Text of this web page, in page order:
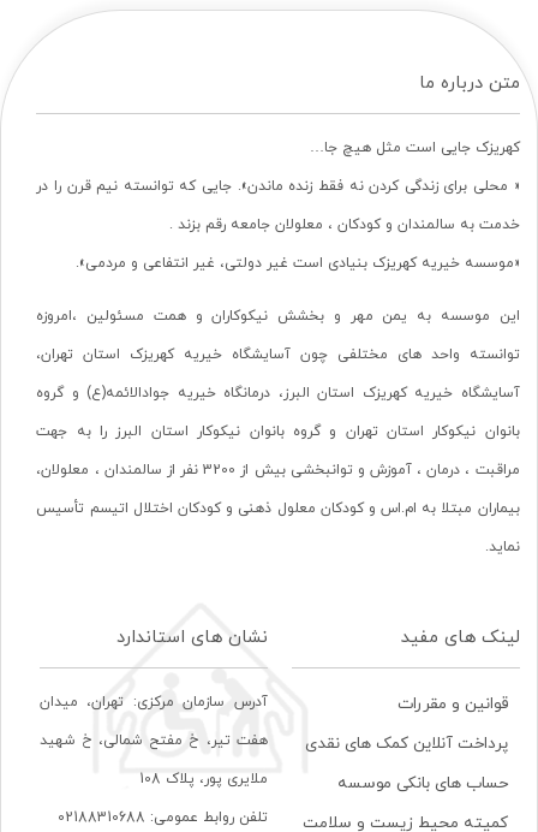
متن درباره ما
کهریزک جایی است مثل هیچ جا…
« محلی برای زندگی کردن نه فقط زنده ماندن». جایی که توانسته نیم قرن را در
خدمت به سالمندان و کودکان ، معلولان جامعه رقم بزند .
«موسسه خیریه کهریزک بنیادی است غیر دولتی، غیر انتفاعی و مردمی».
این موسسه به یمن مهر و بخشش نیکوکاران و همت مسئولین ،امروزه
توانسته واحد های مختلفی چون آسایشگاه خیریه کهریزک استان تهران،
آسایشگاه خیریه کهریزک استان البرز، درمانگاه خیریه جوادالائمه(ع) و گروه
بانوان نیکوکار استان تهران و گروه بانوان نیکوکار استان البرز را به جهت
مراقبت ، درمان ، آموزش و توانبخشی بیش از 3200 نفر از سالمندان ، معلولان،
بیماران مبتلا به ام.اس و کودکان معلول ذهنی و کودکان اختلال اتیسم تأسیس
نماید.
لینک های مفید
قوانین و مقررات
پرداخت آنلاین کمک های نقدی
حساب های بانکی موسسه
کمیته محیط زیست و سلامت
نشان های استاندارد
آدرس سازمان مرکزی: تهران، ميدان
هفت تير، خ مفتح شمالی، خ شهيد
ملايری پور، پلاک 108
تلفن روابط عمومی: 02188310688